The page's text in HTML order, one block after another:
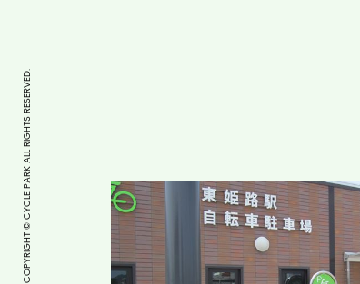
COPYRIGHT © CYCLE PARK ALL RIGHTS RESERVED.